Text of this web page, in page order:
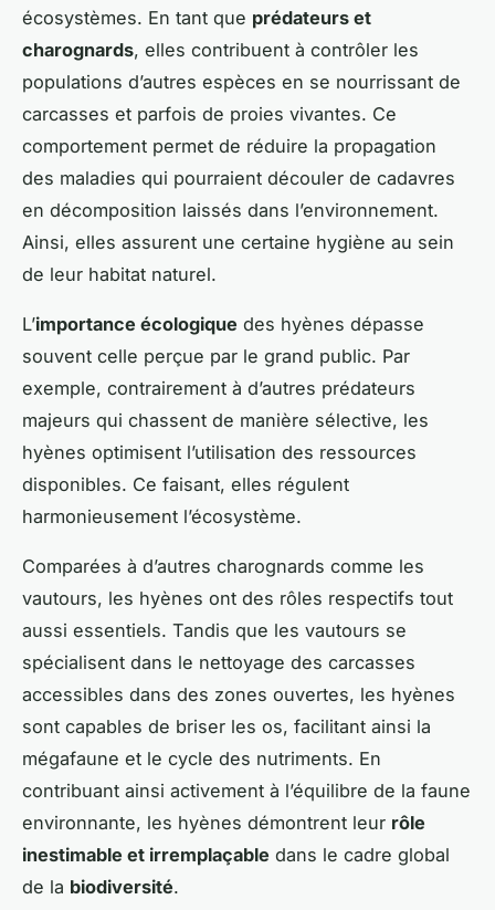
écosystèmes. En tant que prédateurs et
charognards, elles contribuent à contrôler les
populations d’autres espèces en se nourrissant de
carcasses et parfois de proies vivantes. Ce
comportement permet de réduire la propagation
des maladies qui pourraient découler de cadavres
en décomposition laissés dans l’environnement.
Ainsi, elles assurent une certaine hygiène au sein
de leur habitat naturel.
L’importance écologique des hyènes dépasse
souvent celle perçue par le grand public. Par
exemple, contrairement à d’autres prédateurs
majeurs qui chassent de manière sélective, les
hyènes optimisent l’utilisation des ressources
disponibles. Ce faisant, elles régulent
harmonieusement l’écosystème.
Comparées à d’autres charognards comme les
vautours, les hyènes ont des rôles respectifs tout
aussi essentiels. Tandis que les vautours se
spécialisent dans le nettoyage des carcasses
accessibles dans des zones ouvertes, les hyènes
sont capables de briser les os, facilitant ainsi la
mégafaune et le cycle des nutriments. En
contribuant ainsi activement à l’équilibre de la faune
environnante, les hyènes démontrent leur rôle
inestimable et irremplaçable dans le cadre global
de la biodiversité.